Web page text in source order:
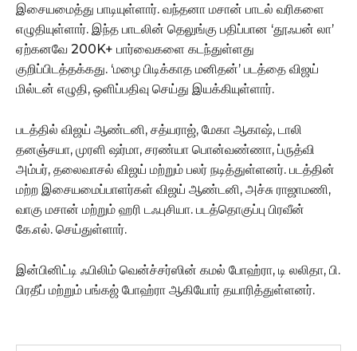
இசையமைத்து பாடியுள்ளார். வந்தனா மசான் பாடல் வரிகளை
எழுதியுள்ளார். இந்த பாடலின் தெலுங்கு பதிப்பான ‘தூஃபன் லா’
ஏற்கனவே 200K+ பார்வைகளை கடந்துள்ளது
குறிப்பிடத்தக்கது. ‘மழை பிடிக்காத மனிதன்’ படத்தை விஜய்
மில்டன் எழுதி, ஒளிப்பதிவு செய்து இயக்கியுள்ளார்.
படத்தில் விஜய் ஆண்டனி, சத்யராஜ், மேகா ஆகாஷ், டாலி
தனஞ்சயா, முரளி ஷர்மா, சரண்யா பொன்வண்ணா, ப்ருத்வி
அம்பர், தலைவாசல் விஜய் மற்றும் பலர் நடித்துள்ளனர். படத்தின்
மற்ற இசையமைப்பாளர்கள் விஜய் ஆண்டனி, அச்சு ராஜாமணி,
வாகு மசான் மற்றும் ஹரி டஃபுசியா. படத்தொகுப்பு பிரவீன்
கே.எல். செய்துள்ளார்.
இன்பினிட்டி ஃபிலிம் வென்ச்சர்ஸின் கமல் போஹ்ரா, டி லலிதா, பி.
பிரதீப் மற்றும் பங்கஜ் போஹ்ரா ஆகியோர் தயாரித்துள்ளனர்.